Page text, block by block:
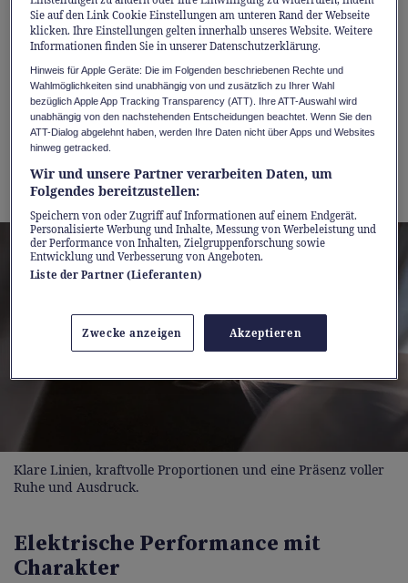
schneller Ladeleistung und moderner
Konnektivität.
Jetzt wird der Einstieg in die vollelektrische
Modellwelt von Mazda besonders attraktiv:
Bis zum 31. August 2026 profitieren Sie von
einem0%-Leasing-Angebot.
Klare Linien, kraftvolle Proportionen und eine Präsenz voller
Ruhe und Ausdruck.
Elektrische Performance mit
Charakter
Sie auf den Link Cookie Einstellungen am unteren Rand der Webseite
klicken. Ihre Einstellungen gelten innerhalb unseres Website. Weitere
Informationen finden Sie in unserer Datenschutzerklärung.
Hinweis für Apple Geräte: Die im Folgenden beschriebenen Rechte und
Wahlmöglichkeiten sind unabhängig von und zusätzlich zu Ihrer Wahl
bezüglich Apple App Tracking Transparency (ATT). Ihre ATT-Auswahl wird
unabhängig von den nachstehenden Entscheidungen beachtet. Wenn Sie den
ATT-Dialog abgelehnt haben, werden Ihre Daten nicht über Apps und Websites
hinweg getracked.
Wir und unsere Partner verarbeiten Daten, um
Folgendes bereitzustellen:
Speichern von oder Zugriff auf Informationen auf einem Endgerät.
Personalisierte Werbung und Inhalte, Messung von Werbeleistung und
der Performance von Inhalten, Zielgruppenforschung sowie
Entwicklung und Verbesserung von Angeboten.
Liste der Partner (Lieferanten)
Zwecke anzeigen Akzeptieren